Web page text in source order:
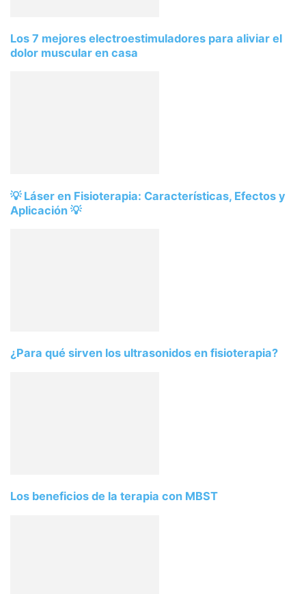
Los 7 mejores electroestimuladores para aliviar el
dolor muscular en casa
💡 Láser en Fisioterapia: Características, Efectos y
Aplicación 💡
¿Para qué sirven los ultrasonidos en fisioterapia?
Los beneficios de la terapia con MBST